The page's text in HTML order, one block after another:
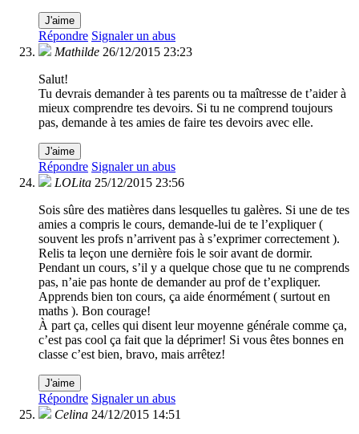
J'aime
Répondre Signaler un abus
Mathilde 26/12/2015 23:23
Salut!
Tu devrais demander à tes parents ou ta maîtresse de t’aider à
mieux comprendre tes devoirs. Si tu ne comprend toujours
pas, demande à tes amies de faire tes devoirs avec elle.
J'aime
Répondre Signaler un abus
LOLita 25/12/2015 23:56
Sois sûre des matières dans lesquelles tu galères. Si une de tes
amies a compris le cours, demande-lui de te l’expliquer (
souvent les profs n’arrivent pas à s’exprimer correctement ).
Relis ta leçon une dernière fois le soir avant de dormir.
Pendant un cours, s’il y a quelque chose que tu ne comprends
pas, n’aie pas honte de demander au prof de t’expliquer.
Apprends bien ton cours, ça aide énormément ( surtout en
maths ). Bon courage!
À part ça, celles qui disent leur moyenne générale comme ça,
c’est pas cool ça fait que la déprimer! Si vous êtes bonnes en
classe c’est bien, bravo, mais arrêtez!
J'aime
Répondre Signaler un abus
Celina 24/12/2015 14:51